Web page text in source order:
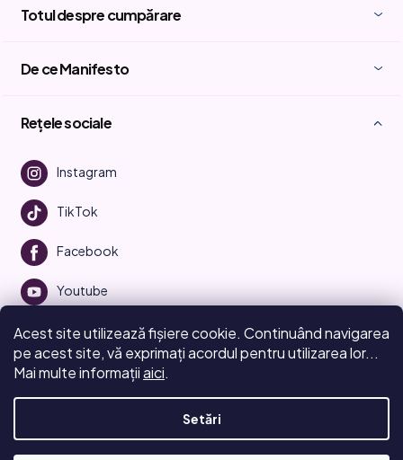
Acest site utilizează fișiere cookie. Continuând navigarea
pe acest site, vă exprimați acordul pentru utilizarea lor...
Mai multe informațiiaici.
Setări
Totul despre cumpărare
De ce Manifesto
Rețele sociale
Instagram
TikTok
Facebook
Youtube
Creat de Shoptet
Drepturi de autor 2026Beauty Manifesto. Toate drepturile